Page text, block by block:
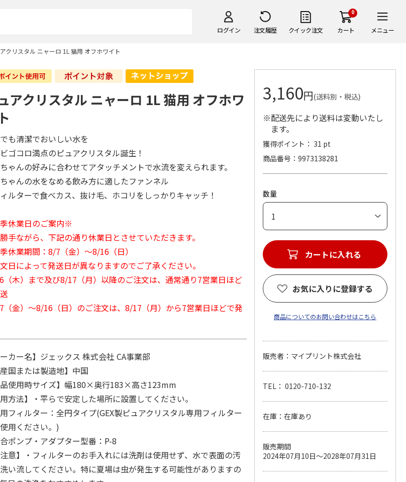
ログイン 注文履歴 クイック注文
0
カート メニュー
クリスタル ニャーロ 1L 猫用 オフホワイト
アクリスタル ニャーロ 1L 猫用 オフホワ
も清潔でおいしい水を
ゴコロ満点のピュアクリスタル誕生！
ちゃんの好みに合わせてアタッチメントで水流を変えられます。
ちゃんの水をなめる飲み方に適したファンネル
ィルターで食べカス、抜け毛、ホコリをしっかりキャッチ！
休業日のご案内※
手ながら、下記の通り休業日とさせていただきます。
休業期間：8/7（金）～8/16（日）
日によって発送日が異なりますのでご了承ください。
（木）まで及び8/17（月）以降のご注文は、通常通り7営業日ほど
（金）～8/16（日）のご注文は、8/17（月）から7営業日ほどで発
ーカー名】ジェックス 株式会社 CA事業部
産国または製造地】中国
品使用時サイズ】幅180×奥行183×高さ123mm
用方法】・平らで安定した場所に設置してください。
用フィルター：全円タイプ(GEX製ピュアクリスタル専用フィルター
用ください。)
合ポンプ・アダプター型番：P-8
注意】・フィルターのお手入れには洗剤は使用せず、水で表面の汚
い流してください。特に夏場は虫が発生する可能性がありますの
3,160円(送料別・税込)
※配送先により送料は変動いたし
ます。
獲得ポイント： 31 pt
商品番号
9973138281
数量
カートに入れる
お気に入りに登録する
商品についてのお問い合わせはこちら
販売者：マイプリント株式会社
TEL： 0120-710-132
在庫：在庫あり
販売期間
2024年07月10日～2028年07月31日